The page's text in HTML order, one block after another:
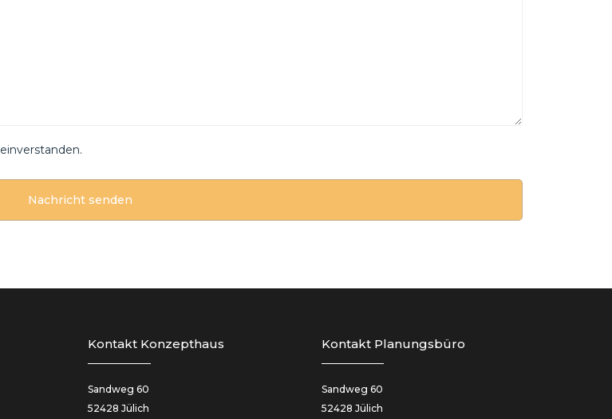
Kontakt Konzepthaus
Sandweg 60
52428 Jülich
Kontakt Planungsbüro
Sandweg 60
52428 Jülich